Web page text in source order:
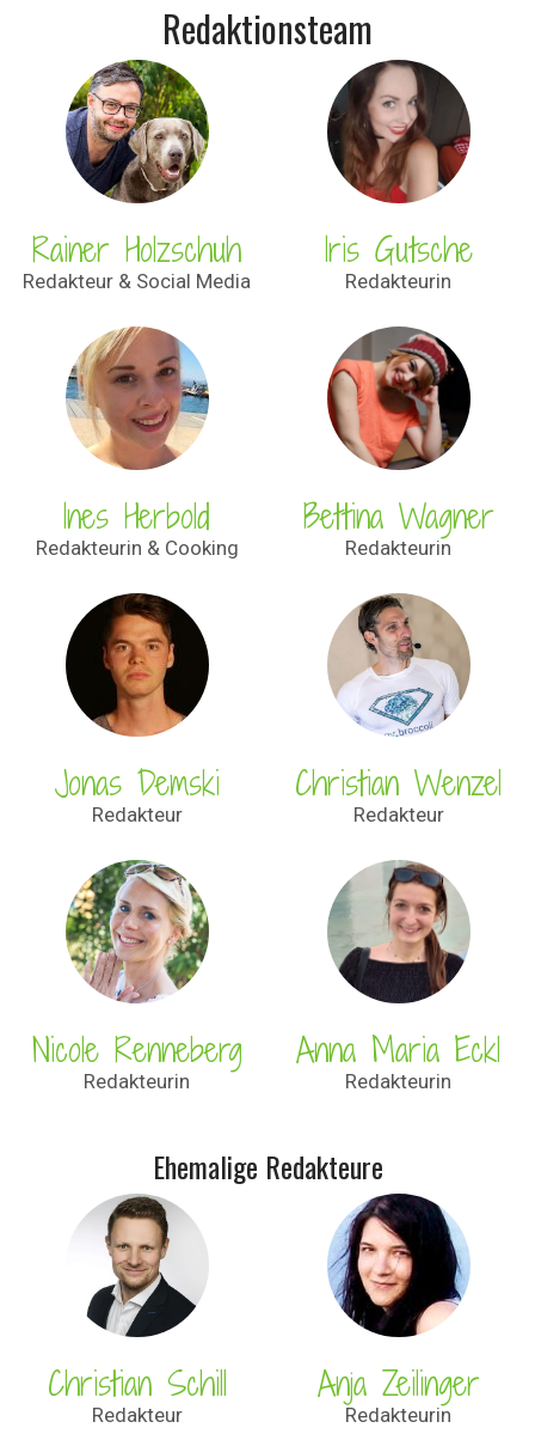
Redaktionsteam
Rainer Holzschuh
Redakteur & Social Media
Iris Gutsche
Redakteurin
Ines Herbold
Redakteurin & Cooking
Bettina Wagner
Redakteurin
Jonas Demski
Redakteur
Christian Wenzel
Redakteur
Nicole Renneberg
Redakteurin
Anna Maria Eckl
Redakteurin
Ehemalige Redakteure
Christian Schill
Redakteur
Anja Zeilinger
Redakteurin